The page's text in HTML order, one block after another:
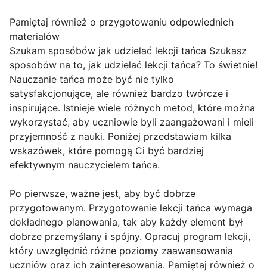
Pamiętaj również o przygotowaniu odpowiednich
materiałów
Szukam sposóbów jak udzielać lekcji tańca Szukasz
sposobów na to, jak udzielać lekcji tańca? To świetnie!
Nauczanie tańca może być nie tylko
satysfakcjonujące, ale również bardzo twórcze i
inspirujące. Istnieje wiele różnych metod, które można
wykorzystać, aby uczniowie byli zaangażowani i mieli
przyjemność z nauki. Poniżej przedstawiam kilka
wskazówek, które pomogą Ci być bardziej
efektywnym nauczycielem tańca.
Po pierwsze, ważne jest, aby być dobrze
przygotowanym. Przygotowanie lekcji tańca wymaga
dokładnego planowania, tak aby każdy element był
dobrze przemyślany i spójny. Opracuj program lekcji,
który uwzględnić różne poziomy zaawansowania
uczniów oraz ich zainteresowania. Pamiętaj również o